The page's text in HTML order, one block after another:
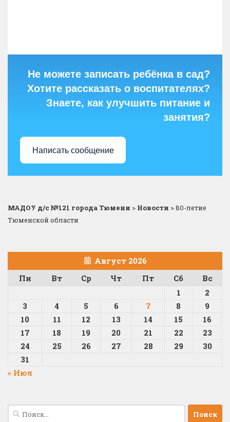
Не можете записать ребёнка в сад?
Хотите рассказать о воспитателях?
Знаете, как улучшить питание и
занятия?
Написать сообщение
МАДОУ д/с №121 города Тюмени > Новости >80-летие
Тюменской области
Август 2026
Пн
Вт Ср Чт Пт Сб
Вс
1
2
3
4 5 6 7 8
9
10
11 12 13 14 15
16
17
18 19 20 21 22
23
24
25 26 27 28 29
30
31
« Июл
Найти: